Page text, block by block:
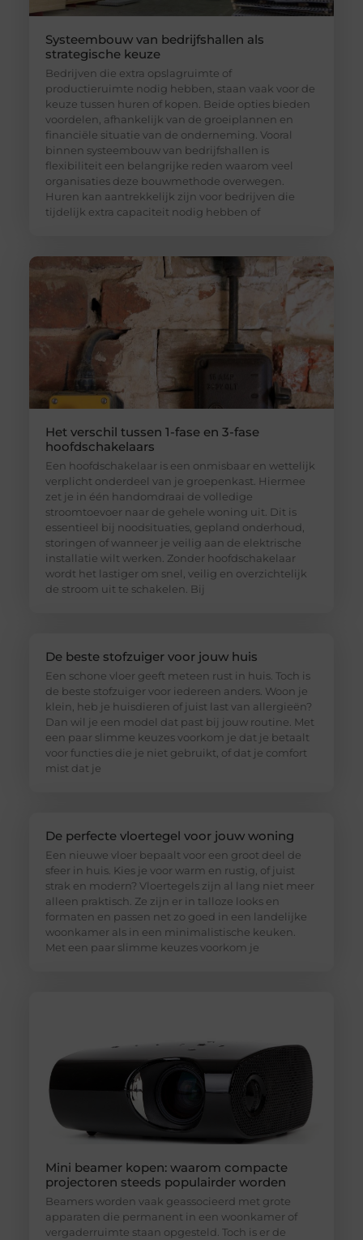
Systeembouw van bedrijfshallen als
strategische keuze
Bedrijven die extra opslagruimte of
productieruimte nodig hebben, staan vaak voor de
keuze tussen huren of kopen. Beide opties bieden
voordelen, afhankelijk van de groeiplannen en
financiële situatie van de onderneming. Vooral
binnen systeembouw van bedrijfshallen is
flexibiliteit een belangrijke reden waarom veel
organisaties deze bouwmethode overwegen.
Huren kan aantrekkelijk zijn voor bedrijven die
tijdelijk extra capaciteit nodig hebben of
Het verschil tussen 1-fase en 3-fase
hoofdschakelaars
Een hoofdschakelaar is een onmisbaar en wettelijk
verplicht onderdeel van je groepenkast. Hiermee
zet je in één handomdraai de volledige
stroomtoevoer naar de gehele woning uit. Dit is
essentieel bij noodsituaties, gepland onderhoud,
storingen of wanneer je veilig aan de elektrische
installatie wilt werken. Zonder hoofdschakelaar
wordt het lastiger om snel, veilig en overzichtelijk
de stroom uit te schakelen. Bij
De beste stofzuiger voor jouw huis
Een schone vloer geeft meteen rust in huis. Toch is
de beste stofzuiger voor iedereen anders. Woon je
klein, heb je huisdieren of juist last van allergieën?
Dan wil je een model dat past bij jouw routine. Met
een paar slimme keuzes voorkom je dat je betaalt
voor functies die je niet gebruikt, of dat je comfort
mist dat je
De perfecte vloertegel voor jouw woning
Een nieuwe vloer bepaalt voor een groot deel de
sfeer in huis. Kies je voor warm en rustig, of juist
strak en modern? Vloertegels zijn al lang niet meer
alleen praktisch. Ze zijn er in talloze looks en
formaten en passen net zo goed in een landelijke
woonkamer als in een minimalistische keuken.
Met een paar slimme keuzes voorkom je
Mini beamer kopen: waarom compacte
projectoren steeds populairder worden
Beamers worden vaak geassocieerd met grote
apparaten die permanent in een woonkamer of
vergaderruimte staan opgesteld. Toch is er de